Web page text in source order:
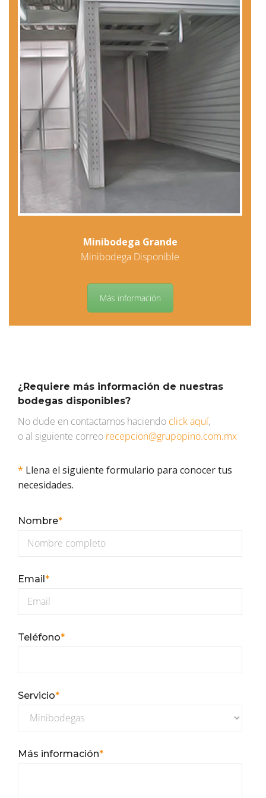
Minibodega Grande
Minibodega Disponible
Más información
¿Requiere más información de nuestras
bodegas disponibles?
No dude en contactarnos haciendo click aquí,
o al siguiente correo recepcion@grupopino.com.mx
* Llena el siguiente formulario para conocer tus
necesidades.
Nombre*
Email*
Teléfono*
Servicio*
Más información*